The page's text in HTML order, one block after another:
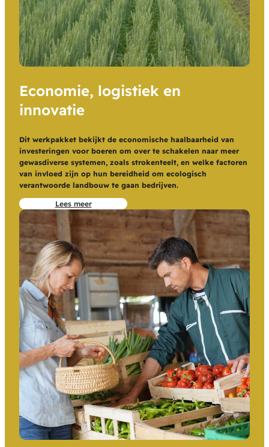
Economie, logistiek en
innovatie
Dit werkpakket bekijkt de economische haalbaarheid van
investeringen voor boeren om over te schakelen naar meer
gewasdiverse systemen, zoals strokenteelt, en welke factoren
van invloed zijn op hun bereidheid om ecologisch
verantwoorde landbouw te gaan bedrijven.
Lees meer